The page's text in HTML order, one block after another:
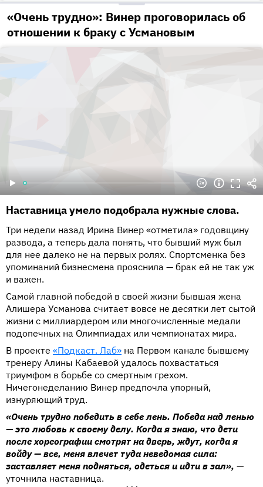
«Очень трудно»: Винер проговорилась об
отношении к браку с Усмановым
Наставница умело подобрала нужные слова.
Три недели назад Ирина Винер «отметила» годовщину
развода, а теперь дала понять, что бывший муж был
для нее далеко не на первых ролях. Спортсменка без
упоминаний бизнесмена прояснила — брак ей не так уж
и важен.
Самой главной победой в своей жизни бывшая жена
Алишера Усманова считает вовсе не десятки лет сытой
жизни с миллиардером или многочисленные медали
подопечных на Олимпиадах или чемпионатах мира.
В проекте «Подкаст. Лаб» на Первом канале бывшему
тренеру Алины Кабаевой удалось похвастаться
триумфом в борьбе со смертным грехом.
Ничегонеделанию Винер предпочла упорный,
изнуряющий труд.
«Очень трудно победить в себе лень. Победа над ленью
— это любовь к своему делу. Когда я знаю, что дети
после хореографии смотрят на дверь, ждут, когда я
войду — все, меня влечет туда неведомая сила:
заставляет меня подняться, одеться и идти в зал», —
уточнила наставница.